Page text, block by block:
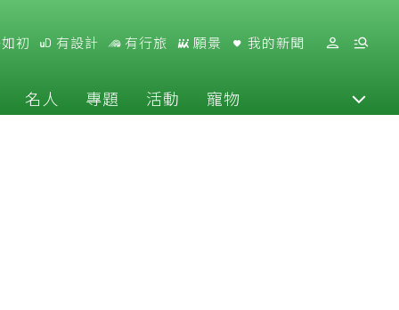
初 有設計 有行旅 願景 我的新聞
名人 專題 活動 寵物